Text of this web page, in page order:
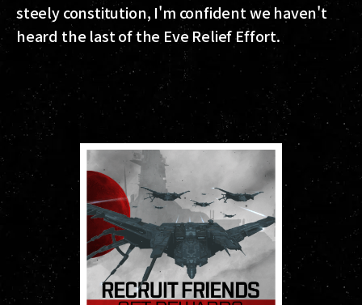
steely constitution, I'm confident we haven't
heard the last of the Eve Relief Effort.